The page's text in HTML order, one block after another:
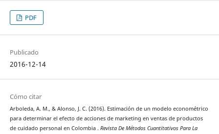
PDF
Publicado
2016-12-14
Cómo citar
Arboleda, A. M., & Alonso, J. C. (2016). Estimación de un modelo econométrico
para determinar el efecto de acciones de marketing en ventas de productos
de cuidado personal en Colombia . Revista De Métodos Cuantitativos Para La